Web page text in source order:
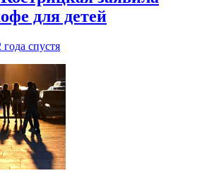
для детей
года спустя